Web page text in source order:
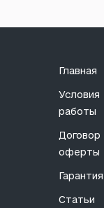
Главная
Условия
работы
Договор
оферты
Гарантия
Статьи